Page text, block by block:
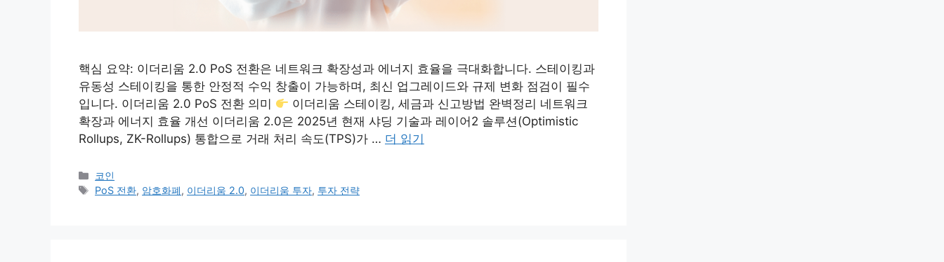
핵심 요약: 이더리움 2.0 PoS 전환은 네트워크 확장성과 에너지 효율을 극대화합니다. 스테이킹과
유동성 스테이킹을 통한 안정적 수익 창출이 가능하며, 최신 업그레이드와 규제 변화 점검이 필수
입니다. 이더리움 2.0 PoS 전환 의미
이더리움 스테이킹, 세금과 신고방법 완벽정리 네트워크
확장과 에너지 효율 개선 이더리움 2.0은 2025년 현재 샤딩 기술과 레이어2 솔루션(Optimistic
Rollups, ZK-Rollups) 통합으로 거래 처리 속도(TPS)가 … 더 읽기
카
테
코인
태
PoS 전환, 암호화폐, 이더리움 2.0, 이더리움 투자, 투자 전략